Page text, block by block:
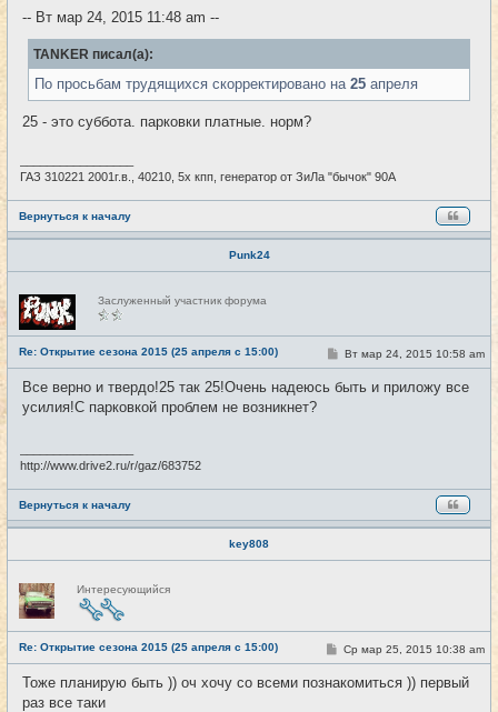
-- Вт мар 24, 2015 11:48 am --
TANKER писал(а):
По просьбам трудящихся скорректировано на 25 апреля
25 - это суббота. парковки платные. норм?
ГАЗ 310221 2001г.в., 40210, 5х кпп, генератор от ЗиЛа "бычок" 90А
Вернуться к началу
Punk24
Н
е
в
с
е
т
и
Заслуженный участник форума
Re: Открытие сезона 2015 (25 апреля с 15:00) #9
С
о
б
Вт мар 24, 2015 10:58 am
Все верно и твердо!25 так 25!Очень надеюсь быть и приложу все
усилия!С парковкой проблем не возникнет?
http://www.drive2.ru/r/gaz/683752
Вернуться к началу
key808
Н
е
в
с
е
т
и
Интересующийся
Re: Открытие сезона 2015 (25 апреля с 15:00) #10
С
о
б
Ср мар 25, 2015 10:38 am
Тоже планирую быть )) оч хочу со всеми познакомиться )) первый
раз все таки